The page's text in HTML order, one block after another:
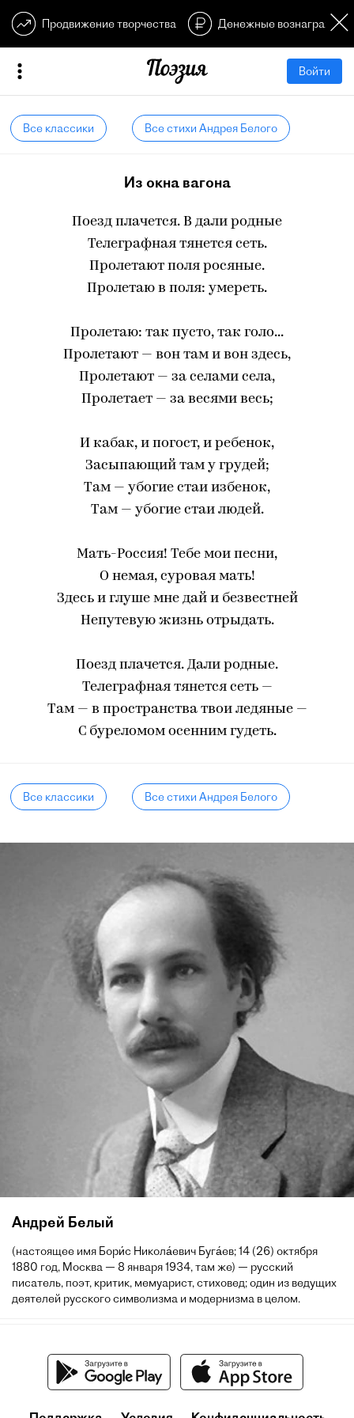
Продвижение творчества Денежные
Войти
Все классики Все стихи Андрея Белого
Из окна вагона
Поезд плачется. В дали родные
Телеграфная тянется сеть.
Пролетают поля росяные.
Пролетаю в поля: умереть.
Пролетаю: так пусто, так голо...
Пролетают — вон там и вон здесь,
Пролетают — за селами села,
Пролетает — за весями весь;
И кабак, и погост, и ребенок,
Засыпающий там у грудей;
Там — убогие стаи избенок,
Там — убогие стаи людей.
Мать-Россия! Тебе мои песни,
О немая, суровая мать!
Здесь и глуше мне дай и безвестней
Непутевую жизнь отрыдать.
Поезд плачется. Дали родные.
Телеграфная тянется сеть —
Там — в пространства твои ледяные —
С буреломом осенним гудеть.
Все классики Все стихи Андрея Белого
Андрей Белый
(настоящее имя Бори́с Никола́евич Буга́ев; 14 (26) октября
1880 год, Москва — 8 января 1934, там же) — русский
писатель, поэт, критик, мемуарист, стиховед; один из ведущих
деятелей русского символизма и модернизма в целом.